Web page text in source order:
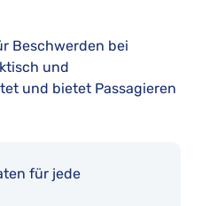
Beschwerden bei
und
und bietet Passagieren
für jede